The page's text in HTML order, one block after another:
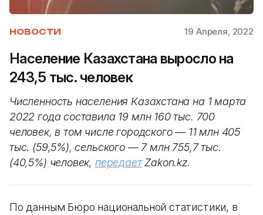
НОВОСТИ 19 Апреля, 2022
Население Казахстана выросло на
243,5 тыс. человек
Численность населения Казахстана на 1 марта
2022 года составила 19 млн 160 тыс. 700
человек, в том числе городского — 11 млн 405
тыс. (59,5%), сельского — 7 млн 755,7 тыс.
(40,5%) человек, передаетZakon.kz.
По данным Бюро национальной статистики, в